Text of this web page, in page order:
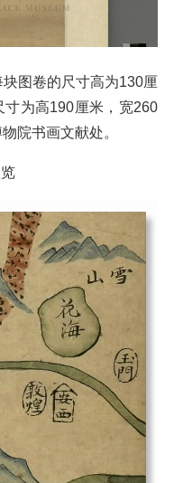
图卷的尺寸高为130厘
为高190厘米，宽260
院书画文献处。